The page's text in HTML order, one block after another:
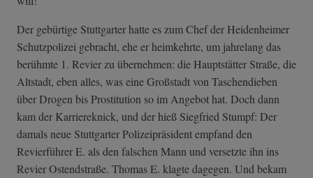
Der gebürtige Stuttgarter hatte es zum Chef der Heidenheimer
Schutzpolizei gebracht, ehe er heimkehrte, um jahrelang das
berühmte 1. Revier zu übernehmen: die Hauptstätter Straße, die
Altstadt, eben alles, was eine Großstadt von Taschendieben
über Drogen bis Prostitution so im Angebot hat. Doch dann
kam der Karriereknick, und der hieß Siegfried Stumpf: Der
damals neue Stuttgarter Polizeipräsident empfand den
Revierführer E. als den falschen Mann und versetzte ihn ins
Revier Ostendstraße. Thomas E. klagte dagegen. Und bekam